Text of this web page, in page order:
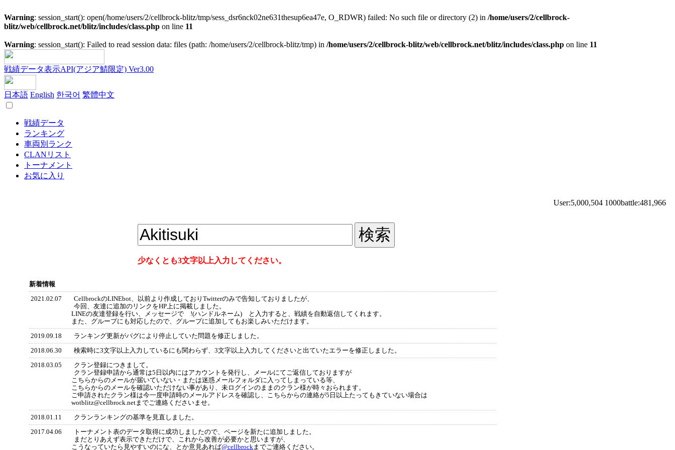
Warning: session_start(): open(/home/users/2/cellbrock-blitz/tmp/sess_dsr6nck02ne631thesup6ea47e, O_RDWR) failed: No such file or directory (2) in /home/users/2/cellbrock-
blitz/web/cellbrock.net/blitz/includes/class.php on line 11
Warning: session_start(): Failed to read session data: files (path: /home/users/2/cellbrock-blitz/tmp) in /home/users/2/cellbrock-blitz/web/cellbrock.net/blitz/includes/class.php on line 11
戦績データ表示API(アジア鯖限定) Ver3.00
日本語 English 한국어 繁體中文
戦績データ
ランキング
車両別ランク
CLANリスト
トーナメント
お気に入り
User:5,000,504 1000battle:481,966
少なくとも3文字以上入力してください。
新着情報
2021.02.07
CellbrockのLINEbot、以前より作成しておりTwitterのみで告知しておりましたが、
今回、友達に追加のリンクをHP上に掲載しました。
LINEの友達登録を行い、メッセージで !(ハンドルネーム) と入力すると、戦績を自動返信してくれます。
また、グループにも対応したので、グループに追加してもお楽しみいただけます。
2019.09.18 ランキング更新がバグにより停止していた問題を修正しました。
2018.06.30 検索時に3文字以上入力しているにも関わらず、3文字以上入力してくださいと出ていたエラーを修正しました。
2018.03.05
クラン登録につきまして。
クラン登録申請から通常は5日以内にはアカウントを発行し、メールにてご返信しておりますが
こちらからのメールが届いていない・または迷惑メールフォルダに入ってしまっている等、
こちらからのメールを確認いただけない事があり、未ログインのままのクラン様が時々おられます。
ご申請されたクラン様は今一度申請時のメールアドレスを確認し、こちらからの連絡が5日以上たってもきていない場合は
wotblitz@cellbrock.netまでご連絡くださいませ。
2018.01.11 クランランキングの基準を見直しました。
2017.04.06
トーナメント表のデータ取得に成功しましたので、ページを新たに追加しました。
まだとりあえず表示できただけで、これから改善が必要かと思いますが、
こうなっていたら見やすいのにな、とか意見あれば@cellbrockまでご連絡ください。